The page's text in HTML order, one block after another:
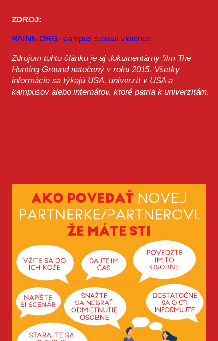
ZDROJ:
RAINN.ORG- campus sexual violence
Zdrojom tohto článku je aj dokumentárny film The
Hunting Ground natočený v roku 2015. Všetky
informácie sa týkajú USA, univerzít v USA a
kampusov alebo internátov, ktoré patria k univerzitám.